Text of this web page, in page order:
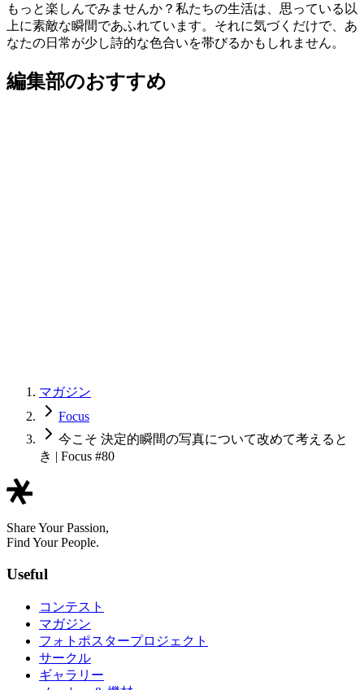
もっと楽しんでみませんか？私たちの生活は、思っている以
上に素敵な瞬間であふれています。それに気づくだけで、あ
なたの日常が少し詩的な色合いを帯びるかもしれません。
編集部のおすすめ
マガジン
Focus
今こそ 決定的瞬間の写真について改めて考えると
き | Focus #80
Share Your Passion,
Find Your People.
Useful
コンテスト
マガジン
フォトポスタープロジェクト
サークル
ギャラリー